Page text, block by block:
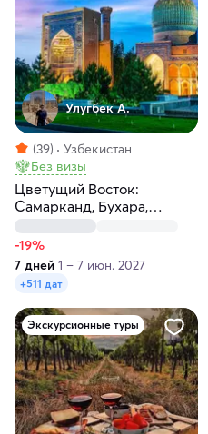
Улугбек А.
(39)
Узбекистан
Без визы
Цветущий Восток:
Самарканд, Бухара,
Ташкент за 7 дней
-19%
7 дней 1 – 7 июн. 2027
+511 дат
Экскурсионные туры